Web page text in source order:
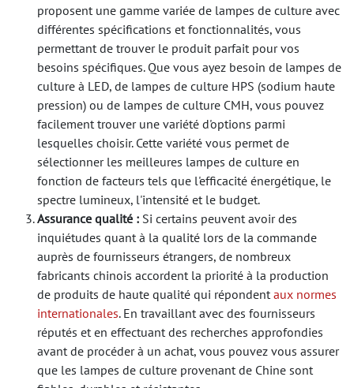
proposent une gamme variée de lampes de culture avec
différentes spécifications et fonctionnalités, vous
permettant de trouver le produit parfait pour vos
besoins spécifiques. Que vous ayez besoin de lampes de
culture à LED, de lampes de culture HPS (sodium haute
pression) ou de lampes de culture CMH, vous pouvez
facilement trouver une variété d'options parmi
lesquelles choisir. Cette variété vous permet de
sélectionner les meilleures lampes de culture en
fonction de facteurs tels que l'efficacité énergétique, le
spectre lumineux, l'intensité et le budget.
Assurance qualité : Si certains peuvent avoir des
inquiétudes quant à la qualité lors de la commande
auprès de fournisseurs étrangers, de nombreux
fabricants chinois accordent la priorité à la production
de produits de haute qualité qui répondent aux normes
internationales. En travaillant avec des fournisseurs
réputés et en effectuant des recherches approfondies
avant de procéder à un achat, vous pouvez vous assurer
que les lampes de culture provenant de Chine sont